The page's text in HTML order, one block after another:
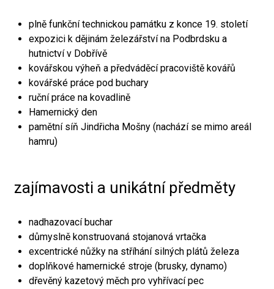
plně funkční technickou památku z konce 19. století
expozici k dějinám železářství na Podbrdsku a
hutnictví v Dobřívě
kovářskou výheň a předváděcí pracoviště kovářů
kovářské práce pod buchary
ruční práce na kovadlině
Hamernický den
pamětní síň Jindřicha Mošny (nachází se mimo areál
hamru)
zajímavosti a unikátní předměty
nadhazovací buchar
důmyslně konstruovaná stojanová vrtačka
excentrické nůžky na stříhání silných plátů železa
doplňkové hamernické stroje (brusky, dynamo)
dřevěný kazetový měch pro vyhřívací pec